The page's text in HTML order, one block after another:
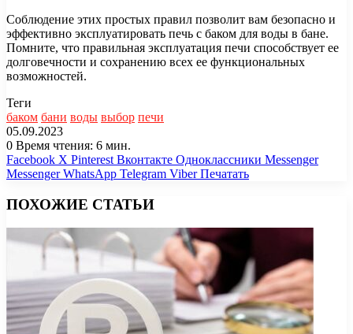
Соблюдение этих простых правил позволит вам безопасно и
эффективно эксплуатировать печь с баком для воды в бане.
Помните, что правильная эксплуатация печи способствует ее
долговечности и сохранению всех ее функциональных
возможностей.
Теги
баком бани воды выбор печи
05.09.2023
0 Время чтения: 6 мин.
Facebook X Pinterest Вконтакте Одноклассники Messenger
Messenger WhatsApp Telegram Viber Печатать
ПОХОЖИЕ СТАТЬИ